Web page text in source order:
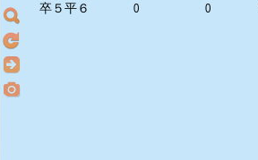
卒５平６
0 0